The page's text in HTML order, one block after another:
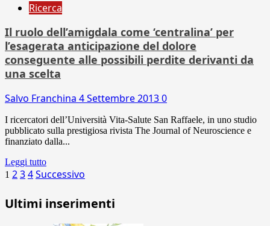
Ricerca
Il ruolo dell’amigdala come ‘centralina’ per
l’esagerata anticipazione del dolore
conseguente alle possibili perdite derivanti da
una scelta
Salvo Franchina 4 Settembre 20130
I ricercatori dell’Università Vita-Salute San Raffaele, in uno studio
pubblicato sulla prestigiosa rivista The Journal of Neuroscience e
finanziato dalla...
Leggi tutto
Paginazione
degli
articoli
1 234Successivo
Ultimi inserimenti